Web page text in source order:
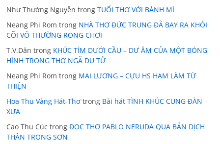
Như Thường Nguyễn trongTUỔI THƠ VỚI BÁNH MÌ
Neang Phi Rom trong NHÀ THƠ ĐỨC TRUNG ĐÃ BAY RA KHỎI
CÕI VÔ THƯỜNG RONG CHƠI
T.V.Dân trong KHÚC TÍM DƯỚI CẦU – DƯ ÂM CỦA MỘT BÓNG
HÌNH TRONG THƠ NGÃ DU TỬ
Neang Phi Rom trong MAI LƯƠNG – CỰU HS HAM LÀM TỪ
THIỆN
Hoa Thu Vàng Hát-Thơ trong Bài hát TÌNH KHÚC CUNG ĐÀN
XƯA
Cao Thu Cúc trongĐỌC THƠ PABLO NERUDA QUA BẢN DỊCH
THÂN TRONG SƠN